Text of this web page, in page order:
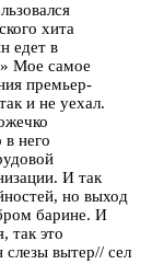
хита
едет в
Мое самое
премьер-
и не уехал.
него
И так
но выход
барине. И
так это
слезы вытер// сел